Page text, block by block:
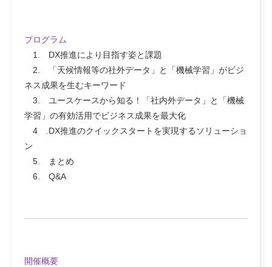
プログラム
1. DX推進により目指す姿と課題
2. 「天候情報等の社外データ」と「機械学習」がビジ
ネス成果を生むキーワード
3. ユースケースから知る！「社内外データ」と「機械
学習」の有効活用でビジネス成果を最大化
4 .DX推進のクイックスタートを実現するソリューショ
ン
5. まとめ
6. Q&A
開催概要